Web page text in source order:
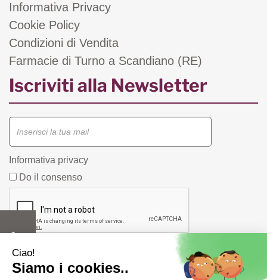
Informativa Privacy
Cookie Policy
Condizioni di Vendita
Farmacie di Turno a Scandiano (RE)
Iscriviti alla Newsletter
Informativa privacy
Do il consenso